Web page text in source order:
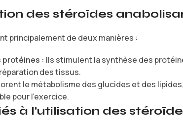
des stéroïdes
principalement de deux manières :
protéines : Ils stimulent la synthèse des
des tissus.
le métabolisme des glucides et des
pour l’exercice.
à l’utilisation des